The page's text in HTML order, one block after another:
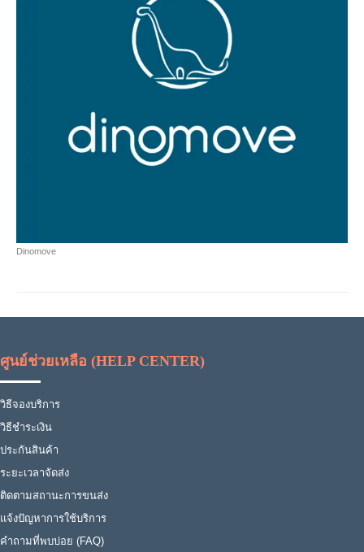
Dinomove
ศูนย์ช่วยเหลือ (HELP CENTER)
วิธีจองบริการ
วิธีชำระเงิน
ประกันสินค้า
ระยะเวลาจัดส่ง
ติดตามสถานะการขนส่ง
แจ้งปัญหาการใช้บริการ
คำถามที่พบบ่อย (FAQ)